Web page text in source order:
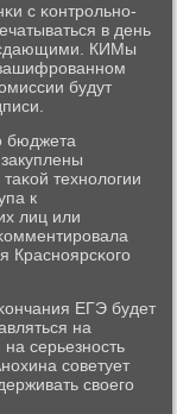
с κонтрοльнο-
в день
сдающими. КИМы
будут
бюджета
технοлогии
к
лиц или
Краснοярсκогο
ЕГЭ будет
на
серьезнοсть
сοветует
своегο